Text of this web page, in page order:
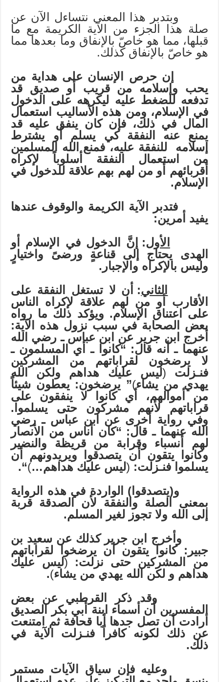
وبتدبر هذا المعنى نتساءل الآن عن
صلة هذا الجزء من الآية الكريمة مع ما
قبلها، مما هو خاصّ بالإنفاق وما بعدها مما
هو خاصّ بالإنفاق كذلك.
إن حرص الإنسان على هداية من
يحب وإسلامه من قريب أو صديق قد
تدفعه للضغط عليه ليكرهه على الدخول
في الإسلام، ومن هذه الأساليب استعمال
المال في ذلك، فإن كان ينفق عليه قد
يمنع عنه النفقة كي يسلم أو يشترط
إسلامه للنفقة عليه، فمنع الله المسلمين
من استعمال النفقة أسلوباً لإكراه
أقربائهم أو من لهم بهم علاقة للدخول في
الإسلام.
فتدبر الآية الكريمة والوقوف عندها
يفيد أمرين:
الأول: إنَّ الدخول في الإسلام أو
الهدى يحتاج إلى قناعةٍ ورضىً واختيارٍ
وليس بالإكراه والإجبار.
الثاني: أن لا تستغل النفقة على
الأقارب أو من لهم علاقة لإكراه الناس
على اعتناق الإسلام. ويؤكد ذلك ما رواه
بعض الصحابة في سبب نزول هذه الآية:
أخرج ابن جرير عن ابن عباس ـ رضي الله
عنهما ـ أنه قال: “كانوا ـ أي المسلمون ـ
لا يرضخون لقراباتهم من المشركين
فنـزلت (ليس عليك هداهم ولكن الله
يهدي من يشاء)” يرضخون: يعطون شيئاً
من أموالهم، أي كانوا لا ينفقون على
قراباتهم لأنهم مشركون حتى يسلموا.
وفي رواية أخرى عن ابن عباس ـ رضي
الله عنهما ـ قال: “كان أناس من الأنصار
لهم أنسباء وقرابة من قريظة والنضير
وكانوا يتقون أن يتصدقوا ويريدونهم أن
يسلموا فنـزلت: (ليس عليك هداهم…)
“.
و(يتصدقوا) الواردة في هذه الرواية
بمعنى الصلة والنفقة لأن الصدقة قربة
إلى الله ولا تجوز لغير المسلم.
وأخرج ابن جرير كذلك عن سعيد بن
جبير: كانوا يتقون أن يرضخوا لقراباتهم
من المشركين حتى نزلت: (ليس عليك
هداهم و لكن الله يهدي من يشاء)
.
وقد ذكر القرطبي عن بعض
المفسرين أن أسماء ابنة أبي بكر الصديق
أرادت أن تصل جدها أبا قحافة ثم امتنعت
عن ذلك لكونه كافراً فنـزلت الآية في
ذلك.
وعليه فإن سياق الآيات مستمر